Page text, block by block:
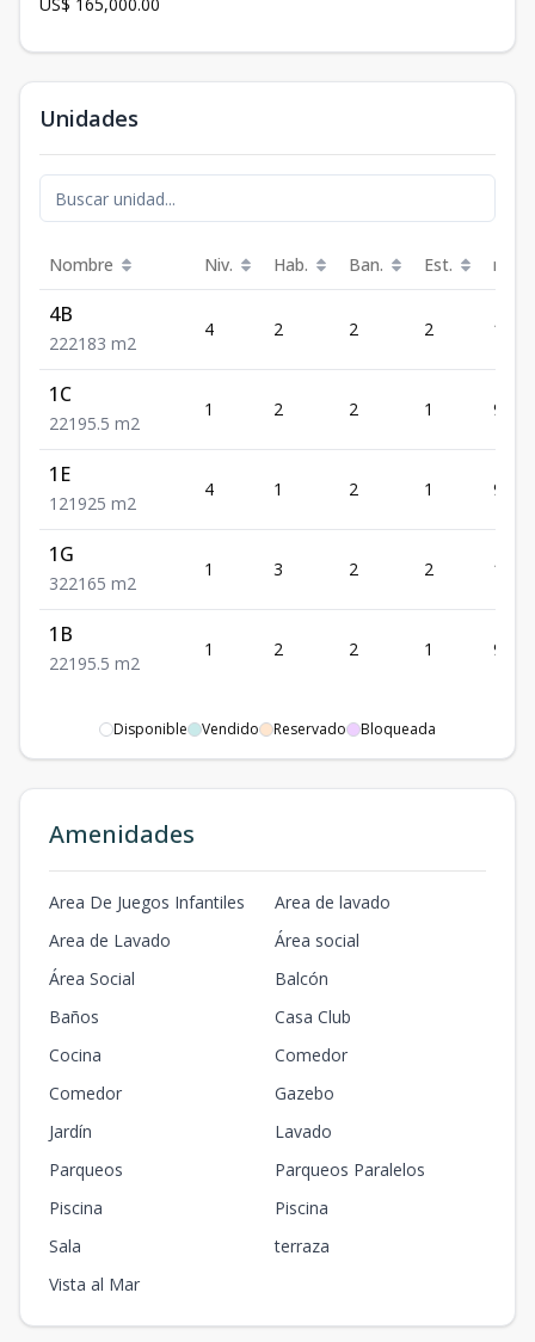
Unidades
Nombre Niv. Hab. Ban. Est. m²
4B
222183 m2
4 2 2 2 183
1C
221 95.5 m2
1 2 2 1 95.5
1E
1 21 925 m2
4 1 2 1 925
1G
322165 m2
1 3 2 2 165
1B
221 95.5 m2
1 2 2 1 95.5
Disponible Vendido Reservado Bloqueada
Amenidades
Area De Juegos Infantiles
Area de lavado
Area de Lavado
Área social
Área Social
Balcón
Baños
Casa Club
Cocina
Comedor
Comedor
Gazebo
Jardín
Lavado
Parqueos
Parqueos Paralelos
Piscina
Piscina
Sala
terraza
Vista al Mar